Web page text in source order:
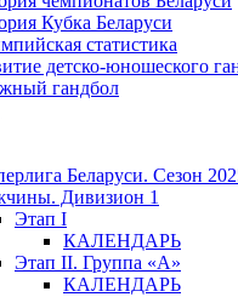
Кубка Беларуси
статистика
детско-юношеского
гандбол
Беларуси. Сезон
Дивизион 1
Этап I
КАЛЕНДАРЬ
Этап II. Группа «А»
КАЛЕНДАРЬ